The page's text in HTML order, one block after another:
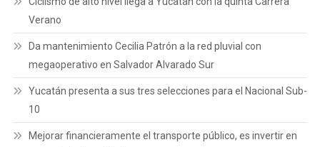
Verano
Da mantenimiento Cecilia Patrón a la red pluvial con
megaoperativo en Salvador Alvarado Sur
Yucatán presenta a sus tres selecciones para el Nacional Sub-
10
Mejorar financieramente el transporte público, es invertir en